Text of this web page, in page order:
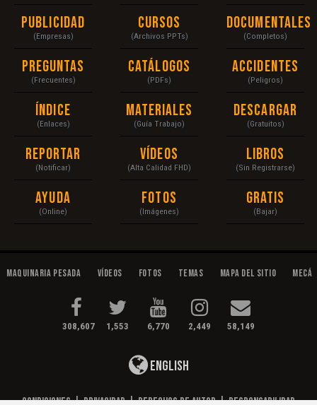
Publicidad
(Empresas)
Preguntas
(Frecuentes)
Índice
(Enlaces)
Reportar
(Notificar)
Ayuda
(Online)
Cursos
(Archivos PPTs)
Catálogos
(PDFs)
Materiales
(Guía Trabajo)
Vídeos
(Alta Calidad FHD)
Fotos
(Imágenes)
Documentales
(Completos)
Accidentes
(Peligros)
Descargar
(Gratuitos)
Libros
(Sin Registrarse)
Gratis
(Bajar)
Maquinaria Pesada Vídeos Fotos Temas Mapa del Sitio
308,607 1,553 6,770 2,449 58,149
English
Condiciones|Privacidad|Derechos de Autor|Responsabilidad